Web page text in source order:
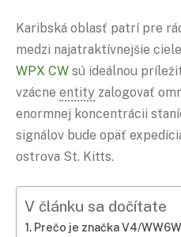
Karibská oblasť patrí pre
medzi najatraktívnejšie
WPX CW sú ideálnou
vzácne entity zalogovať
enormnej koncentrácii
signálov bude opäť
ostrova St. Kitts.
V článku sa dočítate
Prečo je značka V4/